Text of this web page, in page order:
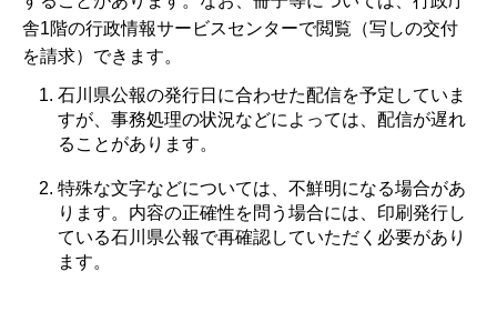
舎1階の行政情報サービスセンターで閲覧（写しの交付
を請求）できます。
石川県公報の発行日に合わせた配信を予定していま
すが、事務処理の状況などによっては、配信が遅れ
ることがあります。
特殊な文字などについては、不鮮明になる場合があ
ります。内容の正確性を問う場合には、印刷発行し
ている石川県公報で再確認していただく必要があり
ます。